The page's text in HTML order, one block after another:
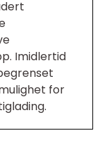
Imidlertid
for